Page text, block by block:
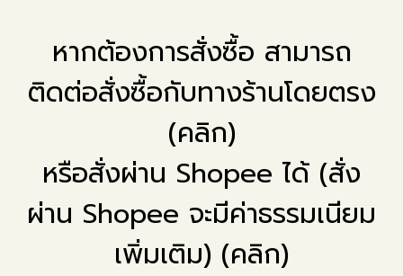
หากต้องการสั่งซื้อ สามารถ
ติดต่อสั่งซื้อกับทางร้านโดยตรง
(คลิก)
หรือสั่งผ่าน Shopee ได้ (สั่ง
ผ่าน Shopee จะมีค่าธรรมเนียม
เพิ่มเติม) (คลิก)